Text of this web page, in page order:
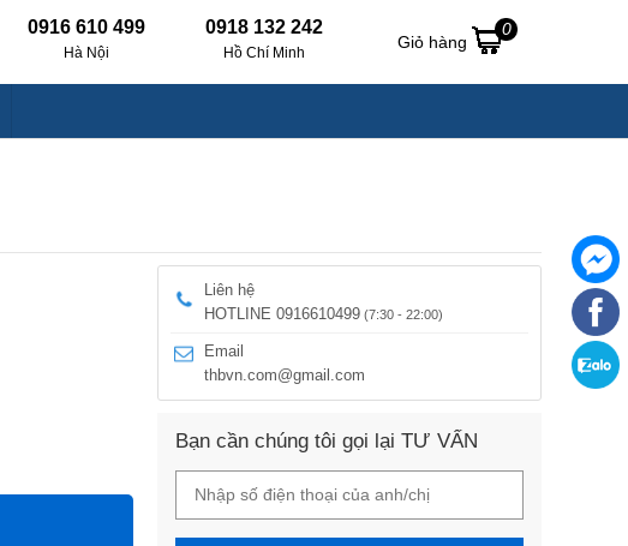
0916 610 499
Hà Nội
0918 132 242
Hồ Chí Minh
Giỏ hàng
0
Liên hệ
HOTLINE 0916610499 (7:30 - 22:00)
Email
thbvn.com@gmail.com
Bạn cần chúng tôi gọi lại TƯ VẤN